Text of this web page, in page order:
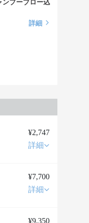
ンプーブロー込
詳細
¥2,747
詳細
¥7,700
詳細
¥9,350